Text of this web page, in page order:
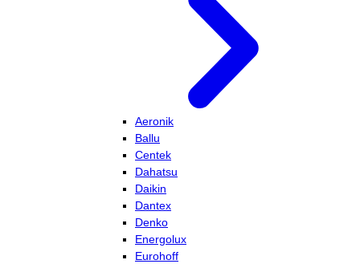
Aeronik
Ballu
Centek
Dahatsu
Daikin
Dantex
Denko
Energolux
Eurohoff